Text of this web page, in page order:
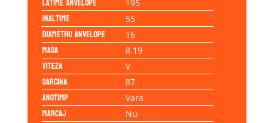
195
Inaltime 55
Diametru anvelope 16
Masa 8.19
Viteza V
Sarcina 87
Anotimp Vara
Marcaj Nu